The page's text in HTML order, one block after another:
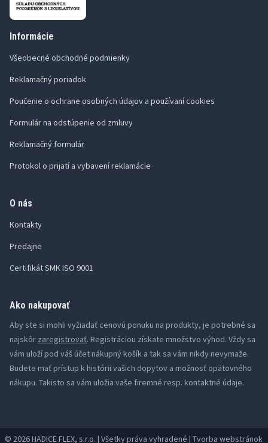
Informácie
Všeobecné obchodné podmienky
Reklamačný poriadok
Poučenie o ochrane osobných údajov a používaní cookies
Formulár na odstúpenie od zmluvy
Reklamačný formulár
Protokol o prijatí a vybavení reklamácie
O nás
Kontakty
Predajne
Certifikát SMK ISO 9001
Ako nakupovať
Aby ste si mohli vyžiadať cenovú ponuku na produkty, je potrebné sa
najskôr zaregistrovať. Registráciou získate množstvo výhod. Vždy sa
vám uloží pod váš účet nákupný košík a tak sa vám nikdy nevymaže.
Budete mať prístup k histórii vašich dopytov a možnosť opätovného
nákupu. Takisto sa vám uložia vaše firemné resp. kontaktné údaje.
© 2026 HADICE FLEX, s.r.o. | Všetky práva vyhradené | Tvorba webstránok